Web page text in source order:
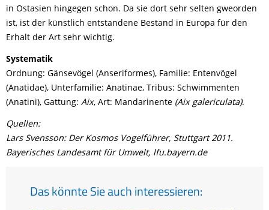
in Ostasien hingegen schon. Da sie dort sehr selten gweorden
ist, ist der künstlich entstandene Bestand in Europa für den
Erhalt der Art sehr wichtig.
Systematik
Ordnung: Gänsevögel (Anseriformes), Familie: Entenvögel
(Anatidae), Unterfamilie: Anatinae, Tribus: Schwimmenten
(Anatini), Gattung: Aix, Art: Mandarinente (Aix galericulata).
Quellen:
Lars Svensson: Der Kosmos Vogelführer, Stuttgart 2011.
Bayerisches Landesamt für Umwelt, lfu.bayern.de
Das könnte Sie auch interessieren: